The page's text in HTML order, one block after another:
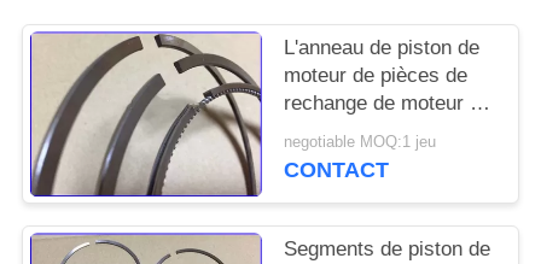
DU
PRIVACY
POLICY
L'anneau de piston de
moteur de pièces de
rechange de moteur de
Yanmar 4TNV94 a
placé 129906-22050
negotiable MOQ:1 jeu
CONTACT
Segments de piston de